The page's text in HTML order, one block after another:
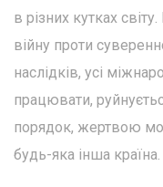
в різних кутках
війну проти
наслідків, усі
працювати,
порядок, жертвою
будь-яка інша країна.